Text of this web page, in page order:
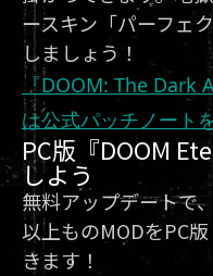
ースキン「パーフェ
しましょう！
『DOOM: The Dark
は公式パッチノート
PC版『DOOM
しよう
無料アップデートで
以上ものMODをPC
きます！